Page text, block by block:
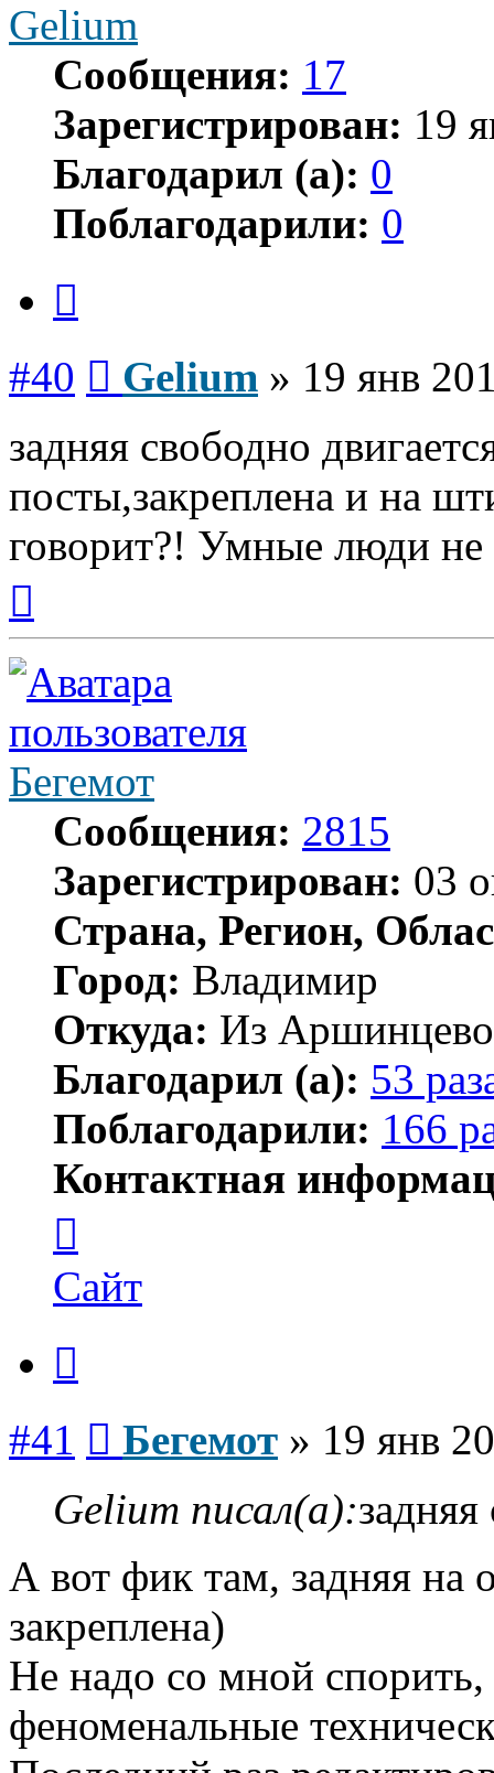
Gelium
Сообщения: 17
Зарегистрирован: 19
Благодарил (а): 0
Поблагодарили: 0
#40 Gelium » 19 янв
задняя свободно
посты,закреплена и на
говорит?! Умные люди не
началу
Бегемот
Сообщения: 2815
Зарегистрирован: 03
Страна, Регион,
Город: Владимир
Откуда: Из
Благодарил (а): 53
Поблагодарили: 166
Контактная
пользователя
Бегемот
Сайт
#41 Бегемот » 19 янв
Gelium писал(а):
А вот фик там, задняя на
закреплена)
Не надо со мной
феноменальные